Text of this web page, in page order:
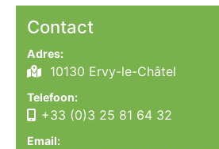
Contact
Adres:
10130 Ervy-le-Châtel
Telefoon:
+33 (0)3 25 81 64 32
Email: